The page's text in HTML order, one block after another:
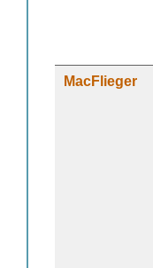
MacFlieger